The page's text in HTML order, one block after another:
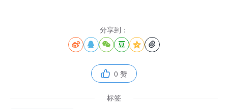
分享到：
     
 0 赞
标签